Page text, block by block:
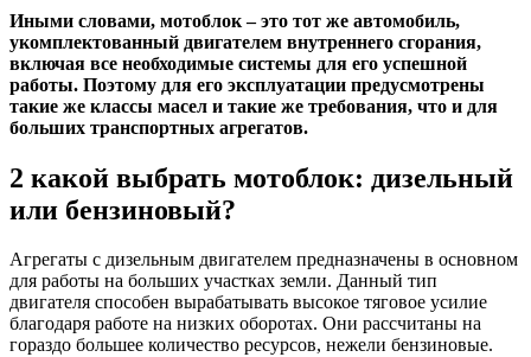
Иными словами, мотоблок – это тот же автомобиль,
укомплектованный двигателем внутреннего сгорания,
включая все необходимые системы для его успешной
работы. Поэтому для его эксплуатации предусмотрены
такие же классы масел и такие же требования, что и для
больших транспортных агрегатов.
2 какой выбрать мотоблок: дизельный
или бензиновый?
Агрегаты с дизельным двигателем предназначены в основном
для работы на больших участках земли. Данный тип
двигателя способен вырабатывать высокое тяговое усилие
благодаря работе на низких оборотах. Они рассчитаны на
гораздо большее количество ресурсов, нежели бензиновые.